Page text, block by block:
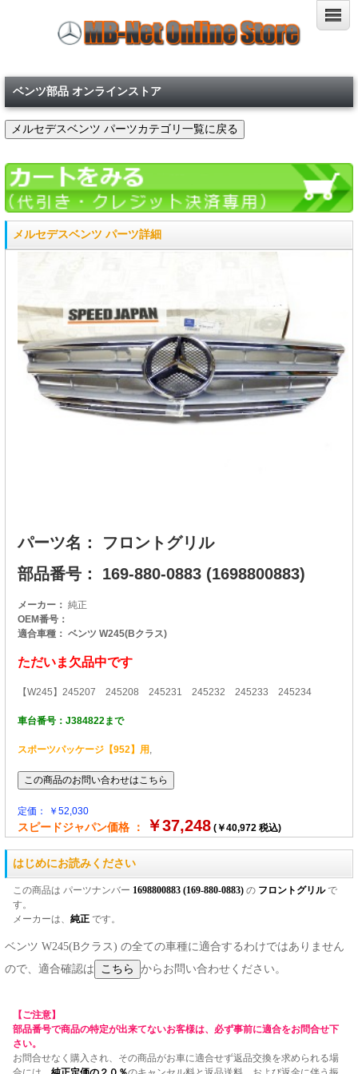
ベンツ部品 オンラインストア
メルセデスベンツ パーツ詳細
パーツ名： フロントグリル
部品番号： 169-880-0883 (1698800883)
メーカー： 純正
OEM番号：
適合車種： ベンツ W245(Bクラス)
ただいま欠品中です
【W245】245207 245208 245231 245232 245233 245234
車台番号：J384822まで
スポーツパッケージ【952】用
定価： ￥52,030
スピードジャパン価格 ： ￥37,248 (￥40,972 税込)
はじめにお読みください
この商品は パーツナンバー 1698800883 (169-880-0883) の フロントグリルで
す。
メーカーは、 純正 です。
ベンツ W245(Bクラス) の全ての車種に適合するわけではありません
ので、適合確認は
からお問い合わせください。
【ご注意】
部品番号で商品の特定が出来てないお客様は、必ず事前に適合をお問合せ下
さい。
お問合せなく購入され、その商品がお車に適合せず返品交換を求められる場